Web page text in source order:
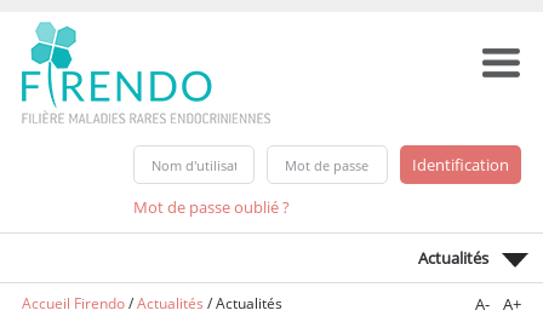
Mot de passe oublié ?
Actualités
Accueil Firendo/Actualités /Actualités A- A+